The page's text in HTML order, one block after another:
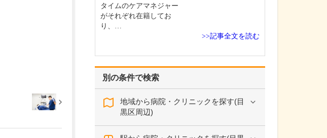
別の条件で検索
地域から病院・クリニックを探す(目
黒区周辺)
タイムのケアマネジャー
がそれぞれ在籍してお
り、…
>>記事全文を読む